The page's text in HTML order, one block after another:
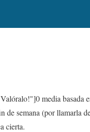
0media basada
semana (por llamarla
cierta.